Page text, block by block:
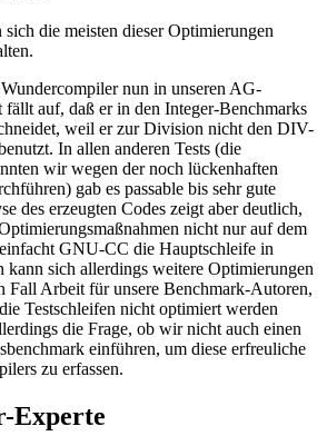
sich die meisten dieser Optimierungen
nun in unseren AG-
fällt auf, daß er in den Integer-Benchmarks
weil er zur Division nicht den DIV-
In allen anderen Tests (die
wir wegen der noch lückenhaften
gab es passable bis sehr gute
des erzeugten Codes zeigt aber deutlich,
nicht nur auf dem
GNU-CC die Hauptschleife in
sich allerdings weitere Optimierungen
Fall Arbeit für unsere Benchmark-Autoren,
Testschleifen nicht optimiert werden
die Frage, ob wir nicht auch einen
einführen, um diese erfreuliche
zu erfassen.
Experte